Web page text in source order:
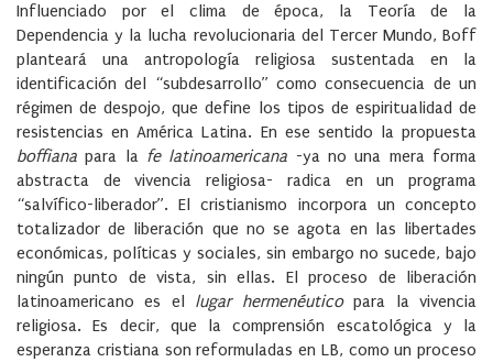
Influenciado por el clima de época, la Teoría de la
Dependencia y la lucha revolucionaria del Tercer Mundo, Boff
planteará una antropología religiosa sustentada en la
identificación del “subdesarrollo” como consecuencia de un
régimen de despojo, que define los tipos de espiritualidad de
resistencias en América Latina. En ese sentido la propuesta
boffiana para la fe latinoamericana -ya no una mera forma
abstracta de vivencia religiosa- radica en un programa
“salvífico-liberador”. El cristianismo incorpora un concepto
totalizador de liberación que no se agota en las libertades
económicas, políticas y sociales, sin embargo no sucede, bajo
ningún punto de vista, sin ellas. El proceso de liberación
latinoamericano es el lugar hermenéuticopara la vivencia
religiosa. Es decir, que la comprensión escatológica y la
esperanza cristiana son reformuladas en LB, como un proceso